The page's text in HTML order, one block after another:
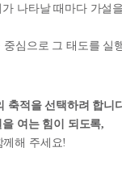
나타날 때마다 가설
중심으로 그 태도를 실
축적을 선택하려 합니
여는 힘이 되도록,
께해 주세요!